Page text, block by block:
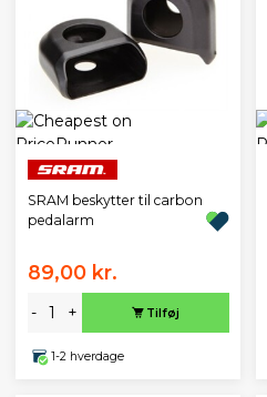
SRAM beskytter til carbon
pedalarm
89,00 kr.
- + Tilføj
1-2 hverdage